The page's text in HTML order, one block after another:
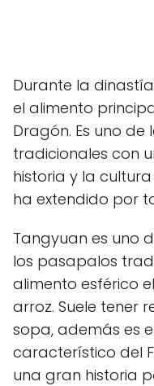
Durante la
el alimento
Dragón. Es uno
tradicionales con
historia y la cultura
ha extendido por
Tangyuan es uno
los pasapalos
alimento esférico
arroz. Suele tener
sopa, además es
característico del
una gran historia